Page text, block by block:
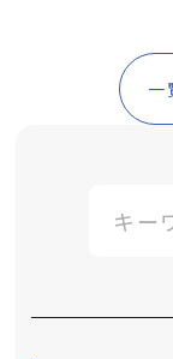
一